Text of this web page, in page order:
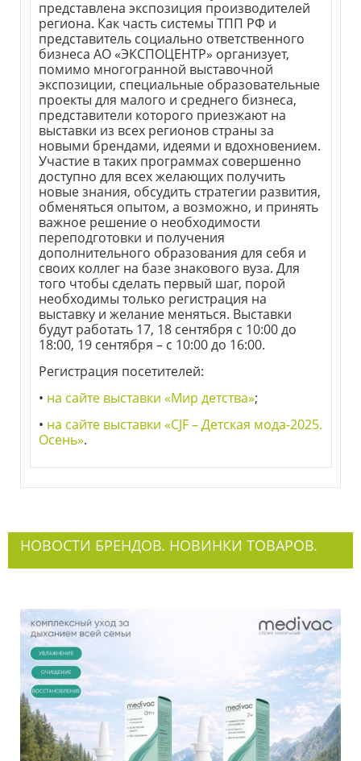
представлена экспозиция производителей
региона. Как часть системы ТПП РФ и
представитель социально ответственного
бизнеса АО «ЭКСПОЦЕНТР» организует,
помимо многогранной выставочной
экспозиции, специальные образовательные
проекты для малого и среднего бизнеса,
представители которого приезжают на
выставки из всех регионов страны за
новыми брендами, идеями и вдохновением.
Участие в таких программах совершенно
доступно для всех желающих получить
новые знания, обсудить стратегии развития,
обменяться опытом, а возможно, и принять
важное решение о необходимости
переподготовки и получения
дополнительного образования для себя и
своих коллег на базе знакового вуза. Для
того чтобы сделать первый шаг, порой
необходимы только регистрация на
выставку и желание меняться. Выставки
будут работать 17, 18 сентября с 10:00 до
18:00, 19 сентября – с 10:00 до 16:00.
Регистрация посетителей:
• на сайте выставки «Мир детства»;
• на сайте выставки «CJF – Детская мода-2025.
Осень».
НОВОСТИ БРЕНДОВ. НОВИНКИ ТОВАРОВ.